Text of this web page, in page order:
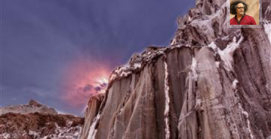
مصطفی ربیعی بهشتی